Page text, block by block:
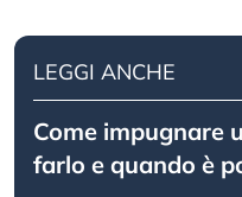
LEGGI ANCHE
Come impugnare
farlo e quando è